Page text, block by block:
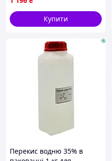
Купити
Перекис водню 35% в